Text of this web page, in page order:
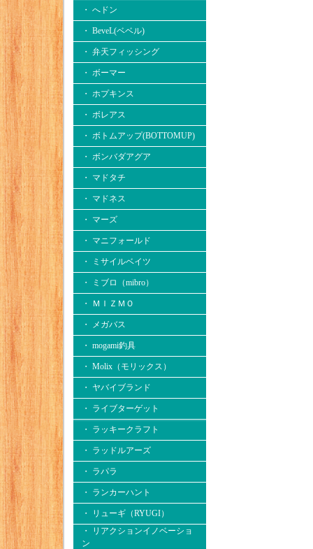
・ へドン
・ BeveL(ベベル)
・ 弁天フィッシング
・ ボーマー
・ ホプキンス
・ ボレアス
・ ボトムアップ(BOTTOMUP)
・ ボンバダアグア
・ マドタチ
・ マドネス
・ マーズ
・ マニフォールド
・ ミサイルベイツ
・ ミブロ（mibro）
・ ＭＩＺＭＯ
・ メガバス
・ mogami釣具
・ Molix（モリックス）
・ ヤバイブランド
・ ライブターゲット
・ ラッキークラフト
・ ラッドルアーズ
・ ラパラ
・ ランカーハント
・ リューギ（RYUGI）
・ リアクションイノベーショ
ン